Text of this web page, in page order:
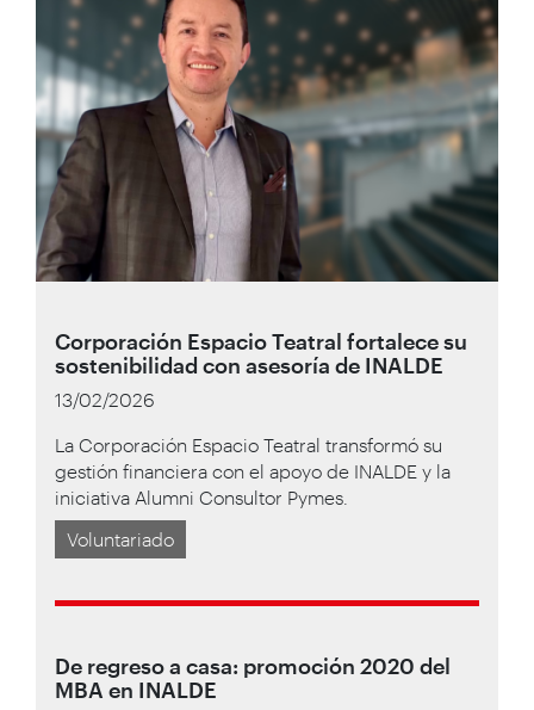
Corporación Espacio Teatral fortalece su
sostenibilidad con asesoría de INALDE
13/02/2026
La Corporación Espacio Teatral transformó su
gestión financiera con el apoyo de INALDE y la
iniciativa Alumni Consultor Pymes.
Voluntariado
De regreso a casa: promoción 2020 del
MBA en INALDE